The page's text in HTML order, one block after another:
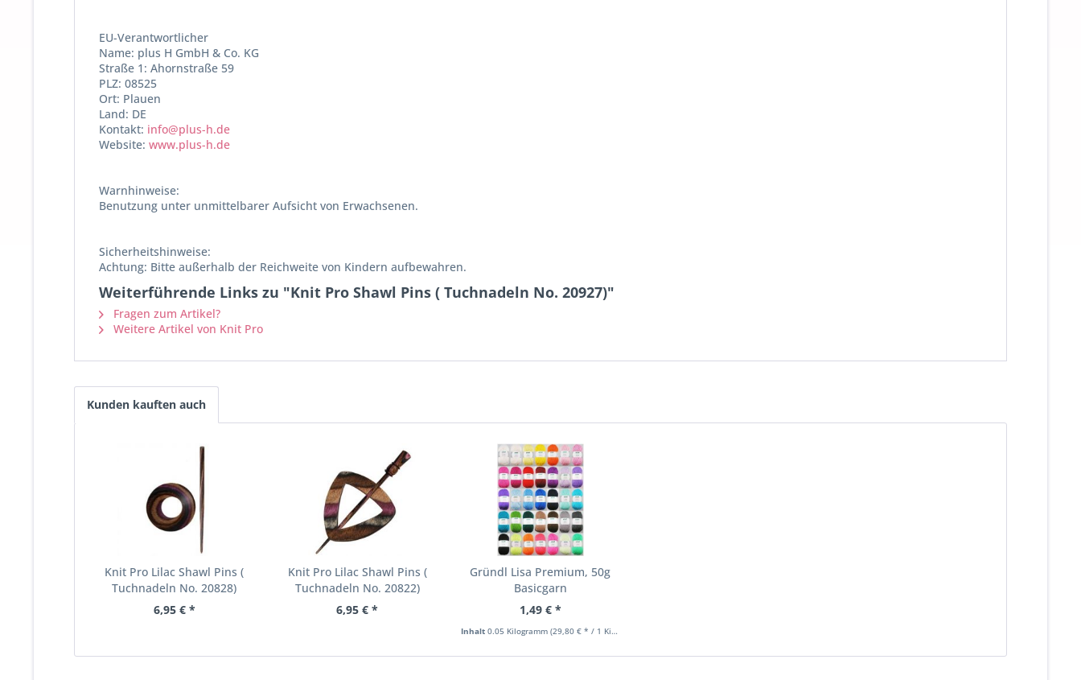
EU-Verantwortlicher
Name: plus H GmbH & Co. KG
Straße 1: Ahornstraße 59
PLZ: 08525
Ort: Plauen
Land: DE
Kontakt: info@plus-h.de
Website: www.plus-h.de
Warnhinweise:
Benutzung unter unmittelbarer Aufsicht von Erwachsenen.
Sicherheitshinweise:
Achtung: Bitte außerhalb der Reichweite von Kindern aufbewahren.
Weiterführende Links zu "Knit Pro Shawl Pins ( Tuchnadeln No. 20927)"
Fragen zum Artikel?
Weitere Artikel von Knit Pro
Kunden kauften auch
Knit Pro Lilac Shawl Pins (
Tuchnadeln No. 20828)
6,95 € *
Knit Pro Lilac Shawl Pins (
Tuchnadeln No. 20822)
6,95 € *
Gründl Lisa Premium, 50g
Basicgarn
1,49 € *
Inhalt0.05 Kilogramm(29,80 € * / 1 Kilogramm)